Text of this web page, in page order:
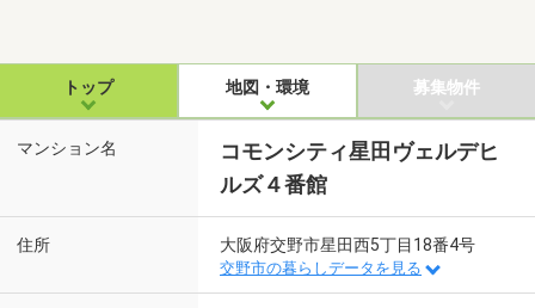
トップ 地図・環境 募集物件
マンション名
コモンシティ星田ヴェルデヒ
ルズ４番館
住所 大阪府交野市星田西5丁目18番4号
交野市の暮らしデータを見る